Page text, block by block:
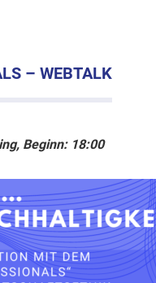
– WEBTALK
Beginn: 18:00